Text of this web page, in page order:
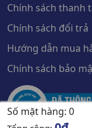
Số mặt hàng: 0
Chính sách thanh
Chính sách đổi trả
Hướng dẫn mua
Chính sách bảo